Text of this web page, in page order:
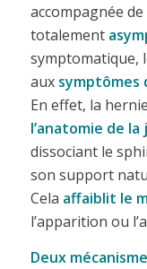
accompagnée de
totalement
symptomatique,
aux symptômes
En effet, la
l’anatomie de
dissociant le
son support
Cela affaiblit le
l’apparition ou
Deux